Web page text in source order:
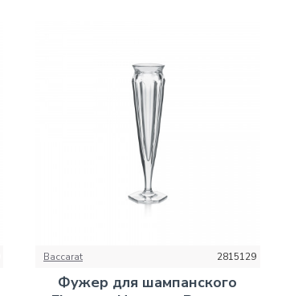
Baccarat 2815129
Фужер для шампанского